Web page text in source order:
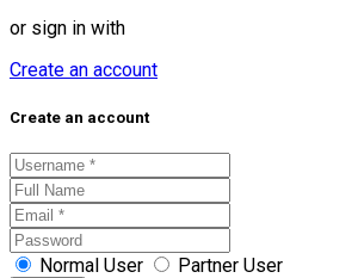
or sign in with
Create an account
Create an account
Normal User Partner User